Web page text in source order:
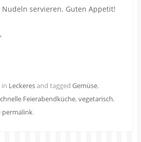
servieren. Guten Appetit!
Leckeresand tagged Gemüse,
Feierabendküche, vegetarisch,
permalink.